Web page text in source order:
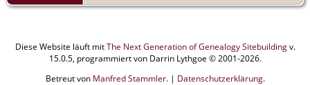
Diese Website läuft mitThe Next Generation of Genealogy Sitebuildingv.
15.0.5, programmiert von Darrin Lythgoe © 2001-2026.
Betreut von Manfred Stammler. | Datenschutzerklärung.